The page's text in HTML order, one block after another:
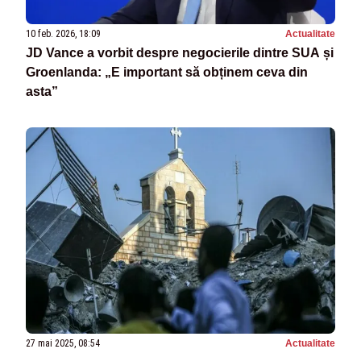
10 feb. 2026, 18:09 Actualitate
JD Vance a vorbit despre negocierile dintre SUA și
Groenlanda: „E important să obținem ceva din
asta”
27 mai 2025, 08:54 Actualitate